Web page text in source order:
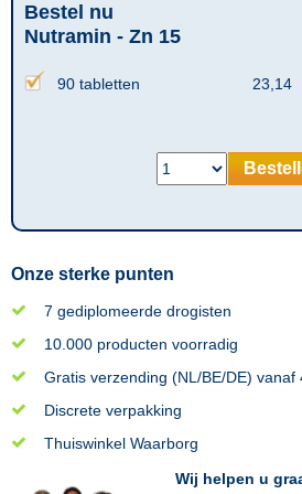
Bestel nu
Nutramin - Zn 15
90 tabletten 23,14
Onze sterke punten
7 gediplomeerde drogisten
10.000 producten voorradig
Gratis verzending (NL/BE/DE) vanaf
Discrete verpakking
Thuiswinkel Waarborg
Wij helpen u